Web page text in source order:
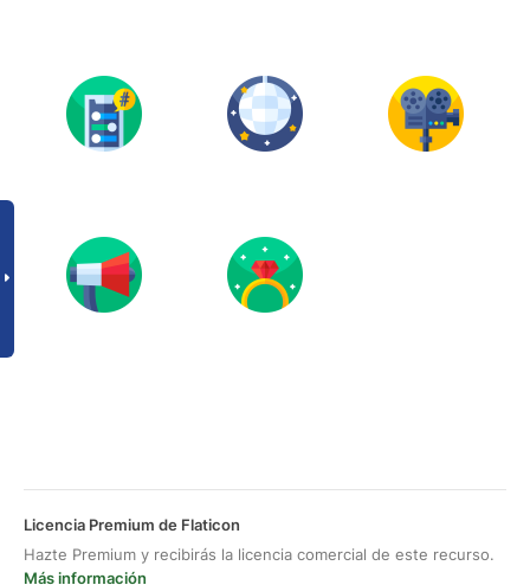
Licencia Premium de Flaticon
Hazte Premium y recibirás la licencia comercial de este recurso.
Más información